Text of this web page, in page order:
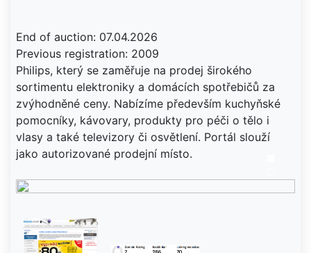
End of auction: 07.04.2026
Previous registration: 2009
Philips, který se zaměřuje na prodej širokého
sortimentu elektroniky a domácích spotřebičů za
zvýhodněné ceny. Nabízíme především kuchyňské
pomocníky, kávovary, produkty pro péči o tělo i
vlasy a také televizory či osvětlení. Portál slouží
jako autorizované prodejní místo.